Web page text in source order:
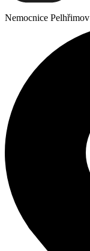
Nemocnice Pelhřimov